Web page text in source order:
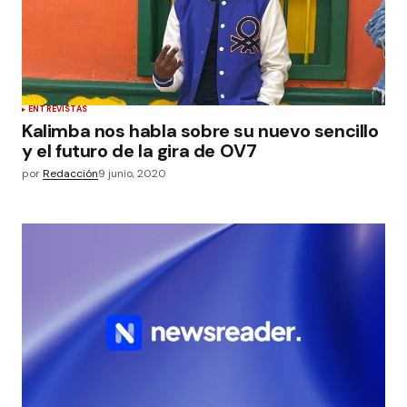
ENTREVISTAS
Kalimba nos habla sobre su nuevo sencillo
y el futuro de la gira de OV7
porRedacción9 junio, 2020